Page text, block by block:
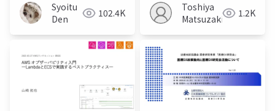
Syoitu
Den
102.4K
Toshiya
Matsuzaki
1.2K